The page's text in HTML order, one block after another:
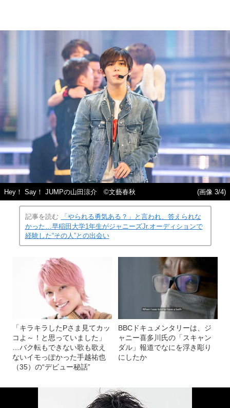
Hey！ Say！ JUMPの山田涼介 ©文藝春秋 (画像 3/4)
記事を読む
「やられる勇気ある？」と言われ、答えられな
かった…早稲田大学1年生がジャニーズJr.オーディションで
経験した“その人”との出会い
「キラキラしたPさま見てカッ
コよ～！と思っていました」
…バク転もできない歌も歌え
ないイモっぽかった手越祐也
（35）の“デビュー秘話”
BBCドキュメンタリーは、ジ
ャニー喜多川氏の「スキャン
ダル」報道でなにを浮き彫り
にしたか